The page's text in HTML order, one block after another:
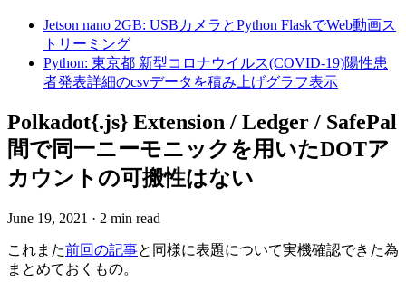
Jetson nano 2GB: USBカメラとPython FlaskでWeb動画ス
トリーミング
Python: 東京都 新型コロナウイルス(COVID-19)陽性患
者発表詳細のcsvデータを積み上げグラフ表示
Polkadot{.js} Extension / Ledger / SafePal
間で同一ニーモニックを用いたDOTア
カウントの可搬性はない
June 19, 2021 · 2 min read
これまた前回の記事と同様に表題について実機確認できた為
まとめておくもの。